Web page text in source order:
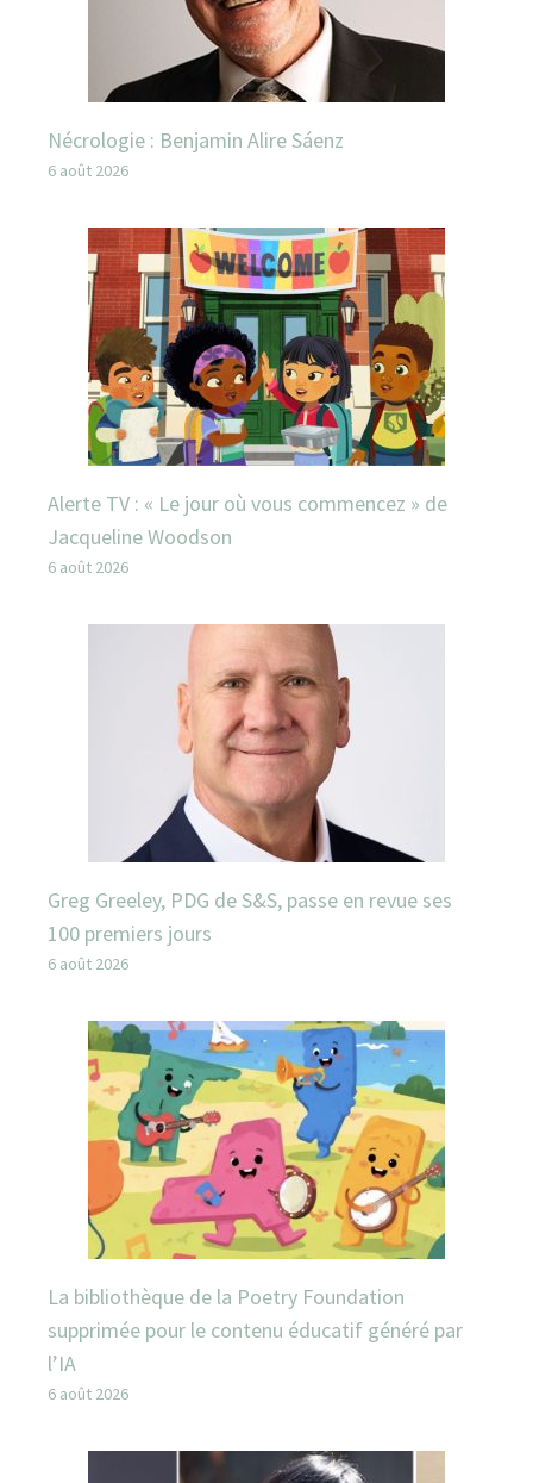
Nécrologie : Benjamin Alire Sáenz
6 août 2026
Alerte TV : « Le jour où vous commencez » de
Jacqueline Woodson
6 août 2026
Greg Greeley, PDG de S&S, passe en revue ses
100 premiers jours
6 août 2026
La bibliothèque de la Poetry Foundation
supprimée pour le contenu éducatif généré par
l’IA
6 août 2026